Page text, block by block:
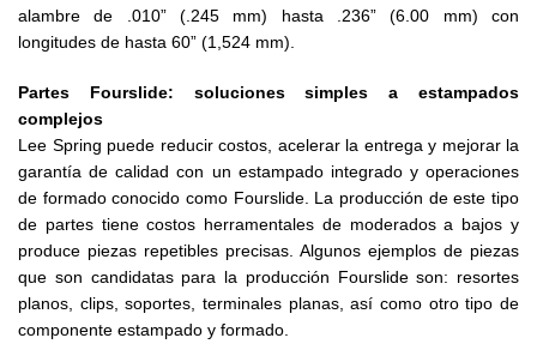
alambre de .010” (.245 mm) hasta .236” (6.00 mm) con
longitudes de hasta 60” (1,524 mm).
Partes Fourslide: soluciones simples a estampados
complejos
Lee Spring puede reducir costos, acelerar la entrega y mejorar la
garantía de calidad con un estampado integrado y operaciones
de formado conocido como Fourslide. La producción de este tipo
de partes tiene costos herramentales de moderados a bajos y
produce piezas repetibles precisas. Algunos ejemplos de piezas
que son candidatas para la producción Fourslide son: resortes
planos, clips, soportes, terminales planas, así como otro tipo de
componente estampado y formado.